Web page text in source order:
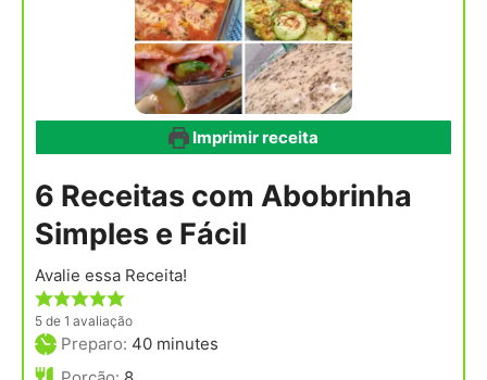
Imprimir receita
6 Receitas com Abobrinha
Simples e Fácil
Avalie essa Receita!
5 de 1 avaliação
Preparo: 40minutes
minutes